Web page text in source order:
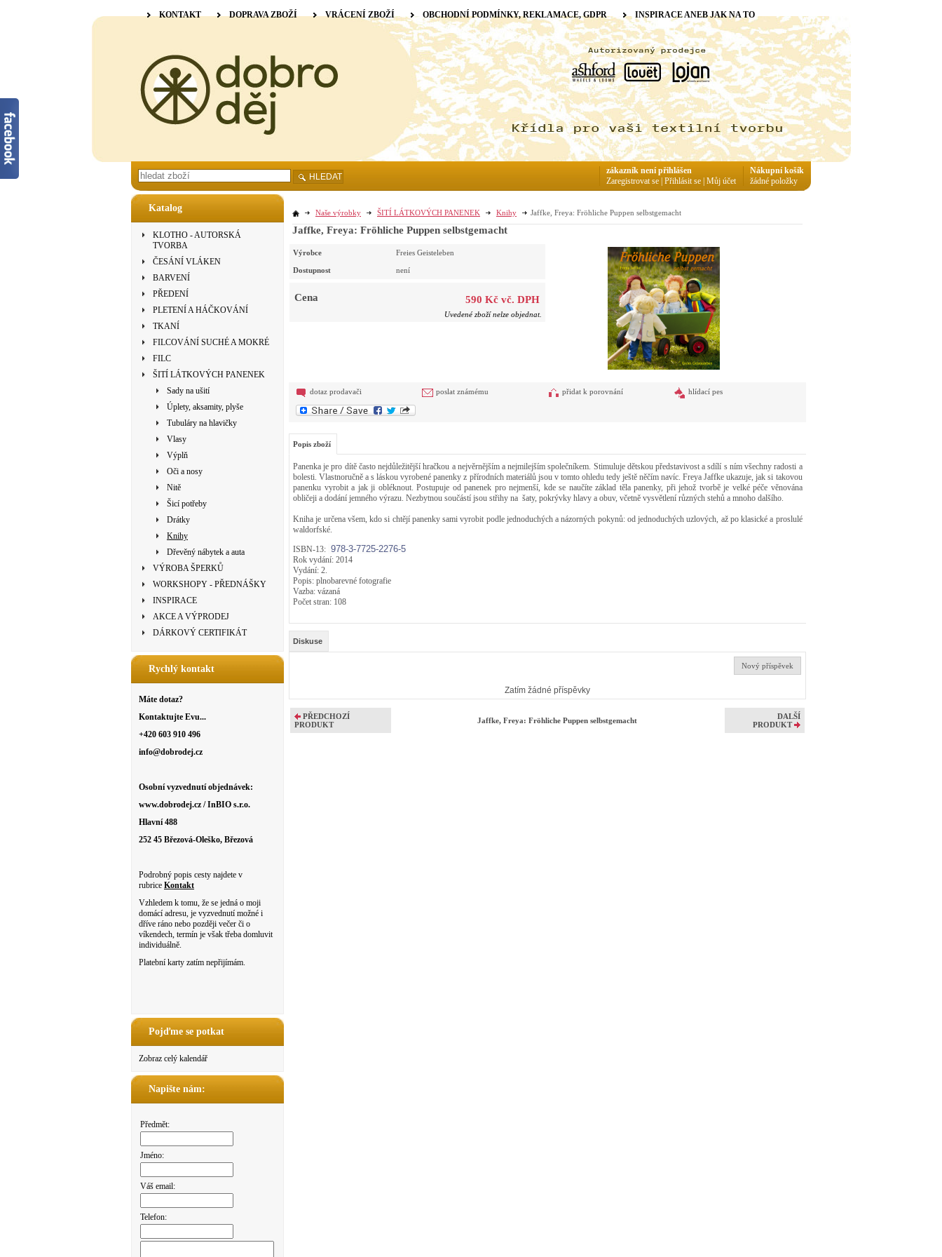
Katalog
KLOTHO - AUTORSKÁ
TVORBA
ČESÁNÍ VLÁKEN
BARVENÍ
PŘEDENÍ
PLETENÍ A HÁČKOVÁNÍ
TKANÍ
FILCOVÁNÍ SUCHÉ A MOKRÉ
FILC
ŠITÍ LÁTKOVÝCH PANENEK
Sady na ušití
Úplety, aksamity, plyše
Tubuláry na hlavičky
Vlasy
Výplň
Oči a nosy
Nitě
Šicí potřeby
Drátky
Knihy
Dřevěný nábytek a auta
VÝROBA ŠPERKŮ
WORKSHOPY - PŘEDNÁŠKY
INSPIRACE
AKCE A VÝPRODEJ
DÁRKOVÝ CERTIFIKÁT
Rychlý kontakt
Máte dotaz?
Kontaktujte Evu...
+420 603 910 496
info@dobrodej.cz
Osobní vyzvednutí objednávek:
www.dobrodej.cz / InBIO s.r.o.
Hlavní 488
252 45 Březová-Oleško, Březová
Podrobný popis cesty najdete v
rubrice Kontakt
Vzhledem k tomu, že se jedná o moji
domácí adresu, je vyzvednutí možné i
dříve ráno nebo později večer či o
víkendech, termín je však třeba domluvit
individuálně.
Platební karty zatím nepřijímám.
Pojďme se potkat
Zobraz celý kalendář
Napište nám:
Předmět:
Jméno:
Váš email:
Telefon:
Naše výrobky ŠITÍ LÁTKOVÝCH PANENEK Knihy Jaffke, Freya: Fröhliche Puppen selbstgemacht
Jaffke, Freya: Fröhliche Puppen selbstgemacht
Výrobce Freies Geisteleben
Dostupnost není
Cena 590 Kč vč. DPH
Uvedené zboží nelze objednat.
dotaz prodavači poslat známému přidat k porovnání hlídací pes
Popis zboží
Panenka je pro dítě často nejdůležitější hračkou a nejvěrnějším a nejmilejším společníkem. Stimuluje dětskou představivost a sdílí s ním všechny radosti a
bolesti. Vlastnoručně a s láskou vyrobené panenky z přírodních materiálů jsou v tomto ohledu tedy ještě něčím navíc. Freya Jaffke ukazuje, jak si takovou
panenku vyrobit a jak ji obléknout. Postupuje od panenek pro nejmenší, kde se naučíte základ těla panenky, při jehož tvorbě je velké péče věnována
obličeji a dodání jemného výrazu. Nezbytnou součástí jsou střihy na šaty, pokrývky hlavy a obuv, včetně vysvětlení různých stehů a mnoho dalšího.
Kniha je určena všem, kdo si chtějí panenky sami vyrobit podle jednoduchých a názorných pokynů: od jednoduchých uzlových, až po klasické a proslulé
waldorfské.
ISBN-13: 978-3-7725-2276-5
Rok vydání: 2014
Vydání: 2.
Popis: plnobarevné fotografie
Vazba: vázaná
Počet stran: 108
Diskuse
Nový příspěvek
Zatím žádné příspěvky
PŘEDCHOZÍ
PRODUKT
Jaffke, Freya: Fröhliche Puppen selbstgemacht
DALŠÍ
PRODUKT
KONTAKT DOPRAVA ZBOŽÍ VRÁCENÍ ZBOŽÍ OBCHODNÍ PODMÍNKY, REKLAMACE, GDPR INSPIRACE ANEB JAK NA TO
HLEDAT
Nákupní košík
žádné položky
zákazník není přihlášen
Zaregistrovat se Přihlásit se Můj účet